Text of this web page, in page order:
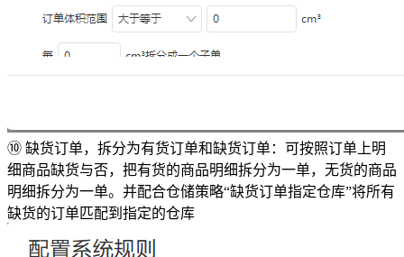
⑩ 缺货订单，拆分为有货订单和缺货订单：可按照订单上明
细商品缺货与否，把有货的商品明细拆分为一单，无货的商品
明细拆分为一单。并配合仓储策略“缺货订单指定仓库”将所有
缺货的订单匹配到指定的仓库